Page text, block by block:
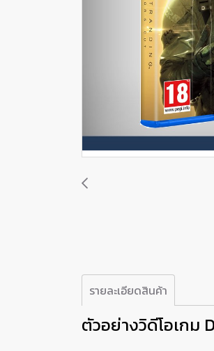
รายละเอียดสินค้า
ตัวอย่างวิดีโอเกม